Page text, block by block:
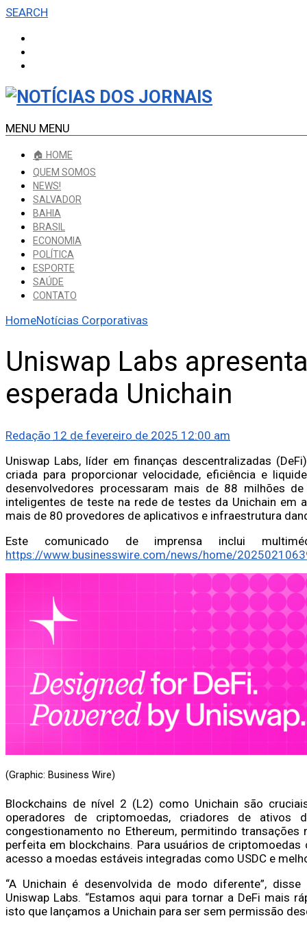
SEARCH
MENU MENU
🏠 HOME
QUEM SOMOS
NEWS!
SALVADOR
BAHIA
BRASIL
ECONOMIA
POLÍTICA
ESPORTE
SAÚDE
CONTATO
HomeNotícias Corporativas
Uniswap Labs
esperada Unichain
Redação 12 de fevereiro de 2025 12:00 am
Uniswap Labs, líder em finanças descentralizadas
criada para proporcionar velocidade, eficiência e
desenvolvedores processaram mais de 88 milhões
inteligentes de teste na rede de testes da Unichain em
mais de 80 provedores de aplicativos e infraestrutura
Este comunicado de imprensa inclui
https://www.businesswire.com/news/home/
(Graphic: Business Wire)
Blockchains de nível 2 (L2) como Unichain são
operadores de criptomoedas, criadores de
congestionamento no Ethereum, permitindo
perfeita em blockchains. Para usuários de
acesso a moedas estáveis integradas como USDC e
“A Unichain é desenvolvida de modo diferente”,
Uniswap Labs. “Estamos aqui para tornar a DeFi mais
isto que lançamos a Unichain para ser sem permissão